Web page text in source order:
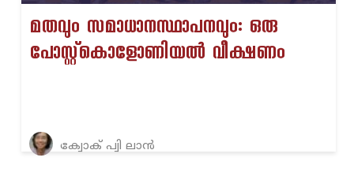
മതവും സമാധാനസ്ഥാപനവും: ഒരു
പോസ്റ്റ്കൊളോണിയൽ വീക്ഷണം
ക്വോക് പ്വി ലാൻ